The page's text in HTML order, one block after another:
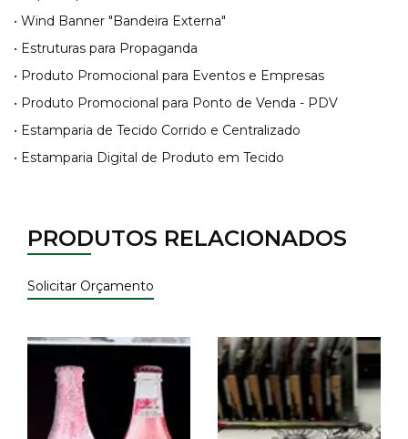
• Wind Banner "Bandeira Externa"
• Estruturas para Propaganda
• Produto Promocional para Eventos e Empresas
• Produto Promocional para Ponto de Venda - PDV
• Estamparia de Tecido Corrido e Centralizado
• Estamparia Digital de Produto em Tecido
PRODUTOS RELACIONADOS
Solicitar Orçamento